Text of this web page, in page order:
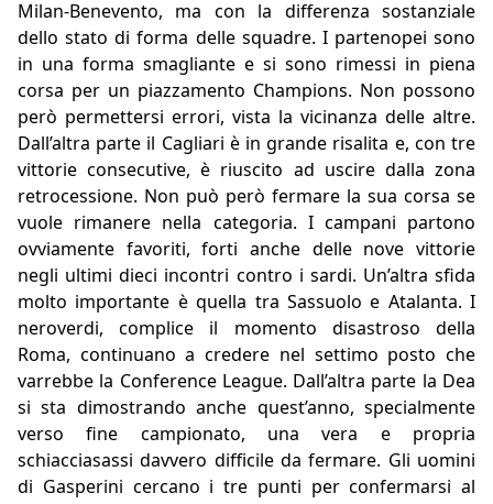
Milan-Benevento, ma con la differenza sostanziale
dello stato di forma delle squadre. I partenopei sono
in una forma smagliante e si sono rimessi in piena
corsa per un piazzamento Champions. Non possono
però permettersi errori, vista la vicinanza delle altre.
Dall’altra parte il Cagliari è in grande risalita e, con tre
vittorie consecutive, è riuscito ad uscire dalla zona
retrocessione. Non può però fermare la sua corsa se
vuole rimanere nella categoria. I campani partono
ovviamente favoriti, forti anche delle nove vittorie
negli ultimi dieci incontri contro i sardi. Un’altra sfida
molto importante è quella tra Sassuolo e Atalanta. I
neroverdi, complice il momento disastroso della
Roma, continuano a credere nel settimo posto che
varrebbe la Conference League. Dall’altra parte la Dea
si sta dimostrando anche quest’anno, specialmente
verso fine campionato, una vera e propria
schiacciasassi davvero difficile da fermare. Gli uomini
di Gasperini cercano i tre punti per confermarsi al